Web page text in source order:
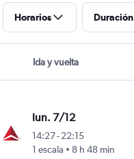
Horarios Duración
Ida y vuelta
lun. 7/12
14:27-22:15
1 escala
8 h 48 min